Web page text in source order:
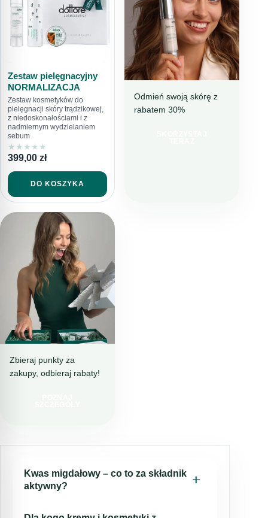
Zestaw pielęgnacyjny
NORMALIZACJA
Zestaw kosmetyków do
pielęgnacji skóry trądzikowej,
z niedoskonałościami i z
nadmiernym wydzielaniem
sebum
★ ★ ★ ★ ★
399,00 zł
DO KOSZYKA
NAWILŻENIE I
Odmień swoją skórę z
rabatem 30%
DOTTORE CLUB
Zbieraj punkty za
zakupy, odbieraj rabaty!
Kwas migdałowy – co to za składnik
aktywny?